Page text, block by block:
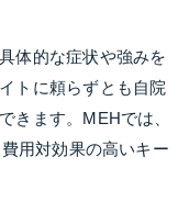
体的な症状や強みを
トに頼らずとも自院
きます。MEHでは、
用対効果の高いキー